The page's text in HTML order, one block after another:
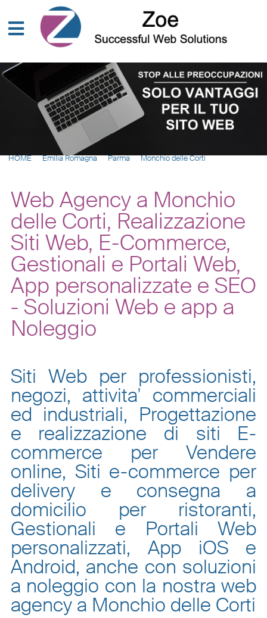
HOME Emilia Romagna Parma Monchio delle Corti
Web Agency a Monchio
delle Corti, Realizzazione
Siti Web, E-Commerce,
Gestionali e Portali Web,
App personalizzate e SEO
- Soluzioni Web e app a
Noleggio
Siti Web per professionisti,
negozi, attivita' commerciali
ed industriali, Progettazione
e realizzazione di siti E-
commerce per Vendere
online, Siti e-commerce per
delivery e consegna a
domicilio per ristoranti,
Gestionali e Portali Web
personalizzati, App iOS e
Android, anche con soluzioni
a noleggio con la nostra web
agency a Monchio delle Corti